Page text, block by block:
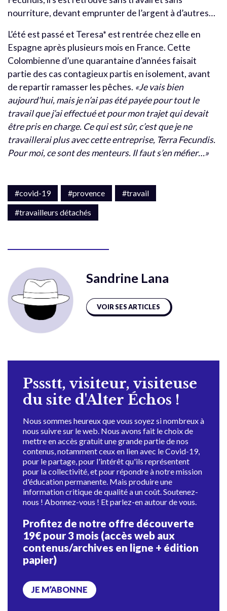
nourriture, devant emprunter de l’argent à d’autres…
L’été est passé et Teresa* est rentrée chez elle en
Espagne après plusieurs mois en France. Cette
Colombienne d’une quarantaine d’années faisait
partie des cas contagieux partis en isolement, avant
de repartir ramasser les pêches. «Je vais bien
aujourd’hui, mais je n’ai pas été payée pour tout le
travail que j’ai effectué et pour mon trajet qui devait
être pris en charge. Ce qui est sûr, c’est que je ne
travaillerai plus avec cette entreprise, Terra Fecundis.
Pour moi, ce sont des menteurs. Il faut s’en méfier…»
#covid-19 #provence
#travail
#travailleurs détachés
Sandrine Lana
VOIR SES ARTICLES
Pssstt, visiteur, visiteuse
du site d'Alter Échos !
Nous sommes heureux que vous soyez si nombreux à
nous suivre sur le web. Nous avons fait le choix de
mettre en accès gratuit une grande partie de nos
contenus, notamment ceux en lien avec le Covid-19,
pour le partage, pour l'intérêt qu'ils représentent
pour la collectivité, et pour répondre à notre mission
d'éducation permanente. Mais produire une
information critique de qualité a un coût. Soutenez-
nous ! Abonnez-vous ! Et parlez-en autour de vous.
Profitez de notre offre découverte
19€ pour 3 mois (accès web aux
contenus/archives en ligne + édition
papier)
JE M’ABONNE